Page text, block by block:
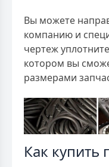
Вы можете
компанию и
чертеж
котором вы
размерами
Как купить